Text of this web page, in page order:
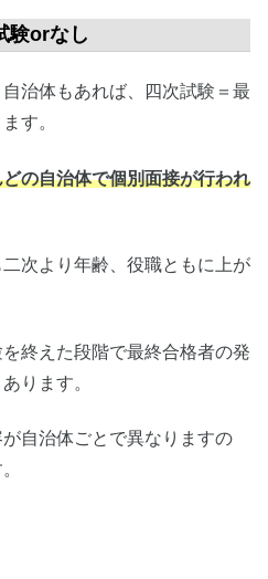
験orなし
治体もあれば、四次試験＝最
す。
の自治体で個別面接が行われ
次より年齢、役職ともに上が
終えた段階で最終合格者の発
ります。
自治体ごとで異なりますの